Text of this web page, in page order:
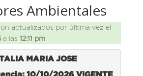
Ambientales
actualizados por última vez el
a las 12:11 pm.
MARIA JOSE
10/10/2026VIGENTE